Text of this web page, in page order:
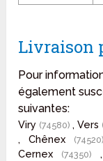
Livraison
Pour
également
suivantes:
Viry (74580), Vers
, Chênex
Cernex
(74350)